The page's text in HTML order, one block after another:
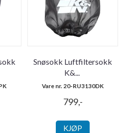
Snøsokk Luftfiltersokk
K&...
Vare nr. 20-RU3130DK
799,-
KJØP